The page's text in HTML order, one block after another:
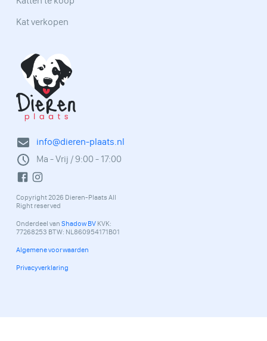
info@dieren-plaats.nl
Ma - Vrij / 9:00 - 17:00
Copyright 2026 Dieren-Plaats All
Right reserved
Onderdeel van Shadow BV KVK:
77268253 BTW: NL860954171B01
Algemene voorwaarden
Privacyverklaring
Kat verkopen